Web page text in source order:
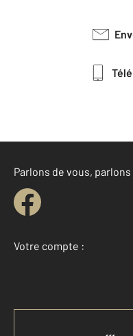
Parlons de vous,
Votre compte :